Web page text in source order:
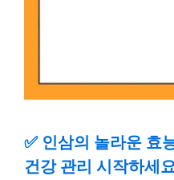
✅ 인삼의 놀라운 효
건강 관리 시작하세